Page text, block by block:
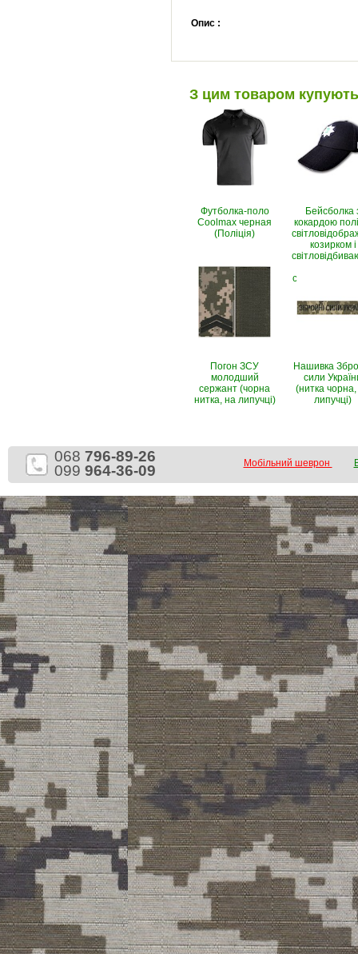
Опис :
З цим товаром купують
Футболка-поло
Coolmax черная
(Поліція)
Бейсболка
кокардою
козирком і
стоп, чорно-
Погон ЗСУ
молодший
сержант (чорна
нитка, на липучці)
Нашивка
сили
(нитка
липучці)
068 796-89-26
099 964-36-09 Мобільний шеврон